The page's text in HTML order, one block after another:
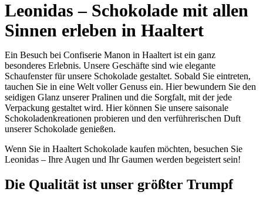
Leonidas – Schokolade mit allen
Sinnen erleben in Haaltert
Ein Besuch bei Confiserie Manon in Haaltert ist ein ganz
besonderes Erlebnis. Unsere Geschäfte sind wie elegante
Schaufenster für unsere Schokolade gestaltet. Sobald Sie eintreten,
tauchen Sie in eine Welt voller Genuss ein. Hier bewundern Sie den
seidigen Glanz unserer Pralinen und die Sorgfalt, mit der jede
Verpackung gestaltet wird. Hier können Sie unsere saisonale
Schokoladenkreationen probieren und den verführerischen Duft
unserer Schokolade genießen.
Wenn Sie in Haaltert Schokolade kaufen möchten, besuchen Sie
Leonidas – Ihre Augen und Ihr Gaumen werden begeistert sein!
Die Qualität ist unser größter Trumpf